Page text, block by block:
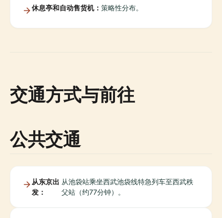
休息亭和自动售货机： 策略性分布。
交通方式与前往
公共交通
从东京出
发：
从池袋站乘坐西武池袋线特急列车至西武秩
父站（约77分钟）。